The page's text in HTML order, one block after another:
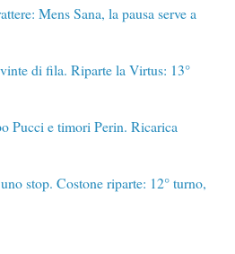
Mens Sana, la pausa serve a
di fila. Riparte la Virtus: 13°
Pucci e timori Perin. Ricarica
stop. Costone riparte: 12° turno,